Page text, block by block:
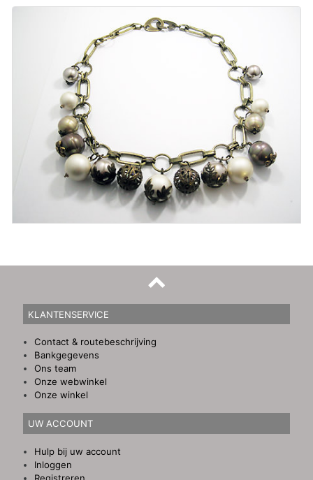
KLANTENSERVICE
Contact & routebeschrijving
Bankgegevens
Ons team
Onze webwinkel
Onze winkel
UW ACCOUNT
Hulp bij uw account
Inloggen